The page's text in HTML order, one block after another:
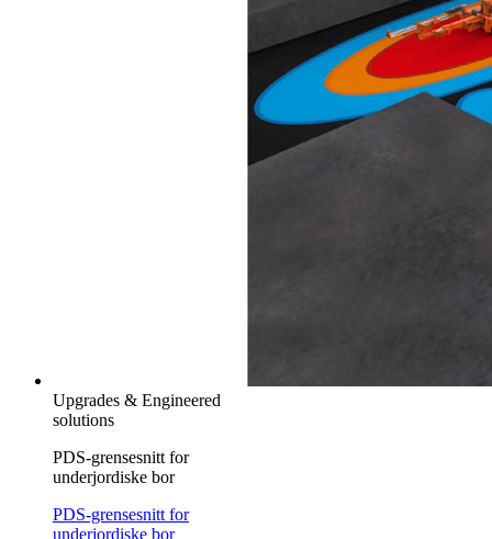
Upgrades & Engineered
solutions
PDS-grensesnitt for
underjordiske bor
PDS-grensesnitt for
underjordiske bor